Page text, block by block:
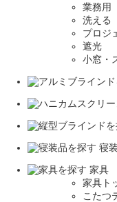
業務用
洗える
プロジ
遮光
小窓・
寝
家具
家具ト
こたつ